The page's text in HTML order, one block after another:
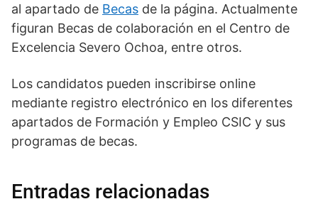
al apartado de Becas de la página. Actualmente
figuran Becas de colaboración en el Centro de
Excelencia Severo Ochoa, entre otros.
Los candidatos pueden inscribirse online
mediante registro electrónico en los diferentes
apartados de Formación y Empleo CSIC y sus
programas de becas.
Entradas relacionadas